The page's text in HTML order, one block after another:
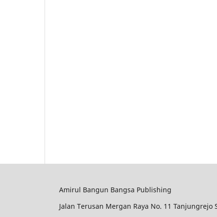
Amirul Bangun Bangsa Publishing
Jalan Terusan Mergan Raya No. 11 Tanjungrejo